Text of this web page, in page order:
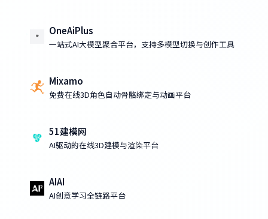
OneAiPlus
一站式AI大模型聚合平台，支持多模型切换与创作工具
Mixamo
免费在线3D角色自动骨骼绑定与动画平台
51建模网
AI驱动的在线3D建模与渲染平台
AIAI
AI创意学习全链路平台